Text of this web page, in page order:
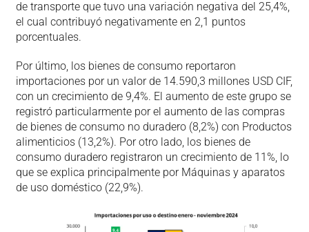
de transporte que tuvo una variación negativa del 25,4%,
el cual contribuyó negativamente en 2,1 puntos
porcentuales.
Por último, los bienes de consumo reportaron
importaciones por un valor de 14.590,3 millones USD CIF,
con un crecimiento de 9,4%. El aumento de este grupo se
registró particularmente por el aumento de las compras
de bienes de consumo no duradero (8,2%) con Productos
alimenticios (13,2%). Por otro lado, los bienes de
consumo duradero registraron un crecimiento de 11%, lo
que se explica principalmente por Máquinas y aparatos
de uso doméstico (22,9%).